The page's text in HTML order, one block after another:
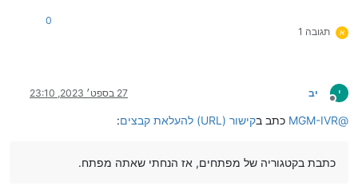
א תגובה 1
0
י
מנותק
יב 27 בספט׳ 2023, 23:10
@
MGM-IVR כתב בקישור (URL) להעלאת קבצים :
כתבת בקטגוריה של מפתחים, אז הנחתי שאתה מפתח.